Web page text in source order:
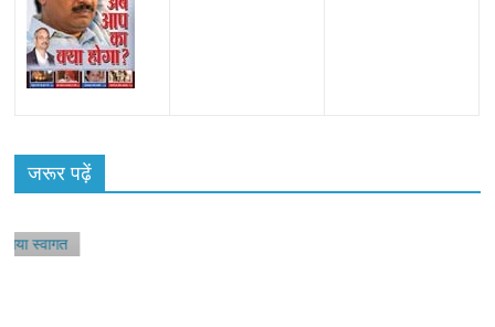
जरूर पढ़ें